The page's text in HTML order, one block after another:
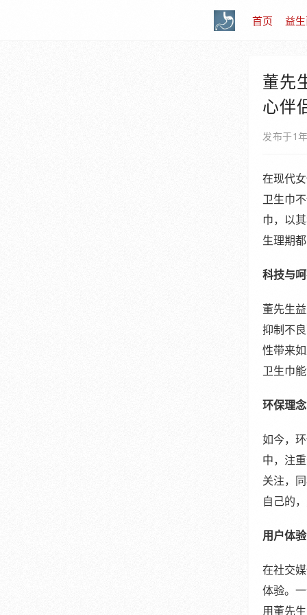
首页 益
董先
心伴
发布于1
在现代
卫生巾
巾，以
生理期
科技与
董先生
抑制不
性带来
卫生巾
环保理
如今，
中，注
关注，
自己的
用户体
在社交
体验。
用董先